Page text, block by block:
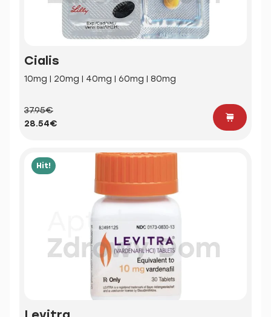
Cialis
10mg | 20mg | 40mg | 60mg | 80mg
37.95€
28.54€
Hit!